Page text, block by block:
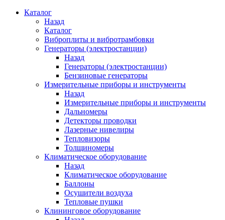
Каталог
Назад
Каталог
Виброплиты и вибротрамбовки
Генераторы (электростанции)
Назад
Генераторы (электростанции)
Бензиновые генераторы
Измерительные приборы и инструменты
Назад
Измерительные приборы и инструменты
Дальномеры
Детекторы проводки
Лазерные нивелиры
Тепловизоры
Толщиномеры
Климатическое оборудование
Назад
Климатическое оборудование
Баллоны
Осушители воздуха
Тепловые пушки
Клининговое оборудование